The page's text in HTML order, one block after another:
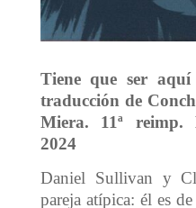
Tiene que ser
traducción de
Miera. 11ª reimp.
2024
Daniel Sullivan y
pareja atípica: él es